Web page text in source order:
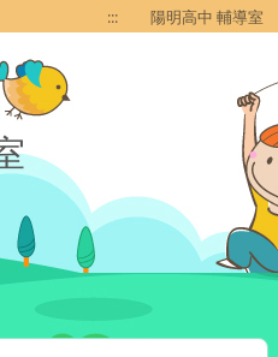
::: 陽明高中 輔導室